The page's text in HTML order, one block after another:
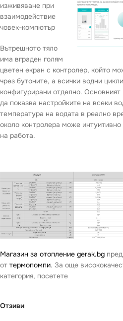
изживяване при
взаимодействие
човек-компютър
Вътрешното тяло
има вграден голям
цветен екран с контролер, който
чрез бутоните, а всички водни
конфигурирани отделно.
да показва настройките на всеки
температура на водата в реално
около контролера може
на работа.
Магазин за отопление gerak.bg
от термопомпи. За още
категория, посетете
Отзиви